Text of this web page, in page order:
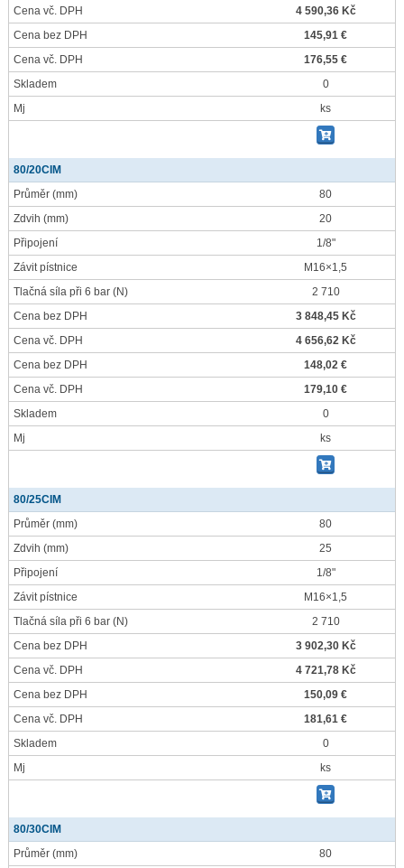
Cena vč. DPH
4 590,36 Kč
Cena bez DPH
145,91 €
Cena vč. DPH
176,55 €
Skladem
0
Mj
ks
80/20CIM
Průměr (mm)
80
Zdvih (mm)
20
Připojení
1/8"
Závit pístnice
M16×1,5
Tlačná síla při 6 bar (N)
2 710
Cena bez DPH
3 848,45 Kč
Cena vč. DPH
4 656,62 Kč
Cena bez DPH
148,02 €
Cena vč. DPH
179,10 €
Skladem
0
Mj
ks
80/25CIM
Průměr (mm)
80
Zdvih (mm)
25
Připojení
1/8"
Závit pístnice
M16×1,5
Tlačná síla při 6 bar (N)
2 710
Cena bez DPH
3 902,30 Kč
Cena vč. DPH
4 721,78 Kč
Cena bez DPH
150,09 €
Cena vč. DPH
181,61 €
Skladem
0
Mj
ks
80/30CIM
Průměr (mm)
80